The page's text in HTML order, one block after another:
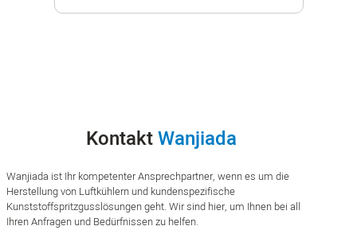
KontaktWanjiada
Wanjiada ist Ihr kompetenter Ansprechpartner, wenn es um die
Herstellung von Luftkühlern und kundenspezifische
Kunststoffspritzgusslösungen geht. Wir sind hier, um Ihnen bei all
Ihren Anfragen und Bedürfnissen zu helfen.